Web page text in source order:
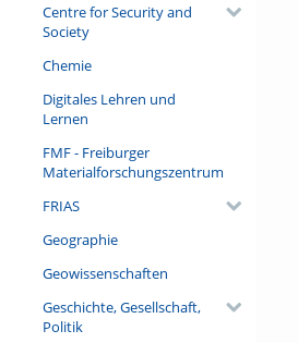
Centre for Security and
Society
Chemie
Digitales Lehren und
Lernen
FMF - Freiburger
Materialforschungszentrum
FRIAS
Geographie
Geowissenschaften
Geschichte, Gesellschaft,
Politik